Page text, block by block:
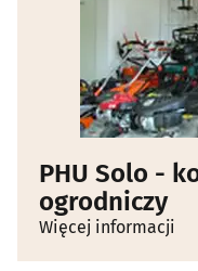
PHU Solo -
ogrodniczy
Więcej informacji